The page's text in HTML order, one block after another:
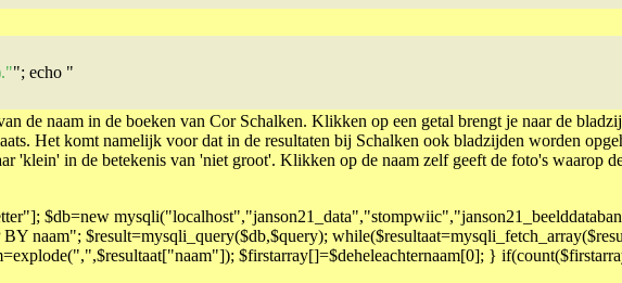
"; echo "
de naam in de boeken van Cor Schalken. Klikken op een getal brengt je naar de
Het komt namelijk voor dat in de resultaten bij Schalken ook bladzijden worden
'klein' in de betekenis van 'niet groot'. Klikken op de naam zelf geeft de foto's waarop
$db=new
naam"; $result=mysqli_query($db,$query);
$firstarray[]=$deheleachternaam[0]; }